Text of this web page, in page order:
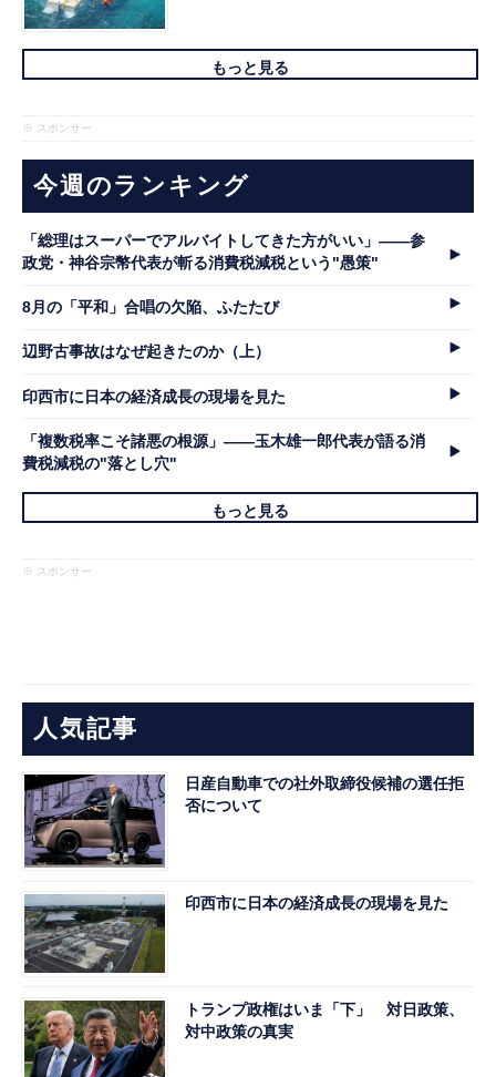
もっと見る
※ スポンサー
今週のランキング
「総理はスーパーでアルバイトしてきた方がいい」――参
政党・神谷宗幣代表が斬る消費税減税という"愚策"
8月の「平和」合唱の欠陥、ふたたび
辺野古事故はなぜ起きたのか（上）
印西市に日本の経済成長の現場を見た
「複数税率こそ諸悪の根源」――玉木雄一郎代表が語る消
費税減税の"落とし穴"
もっと見る
※ スポンサー
人気記事
日産自動車での社外取締役候補の選任拒
否について
印西市に日本の経済成長の現場を見た
トランプ政権はいま「下」 対日政策、
対中政策の真実